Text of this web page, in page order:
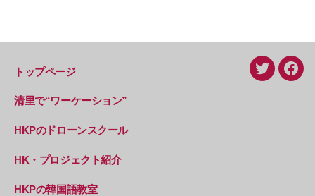
トップページ
清里で“ワーケーション”
HKPのドローンスクール
HK・プロジェクト紹介
HKPの韓国語教室
Twitter